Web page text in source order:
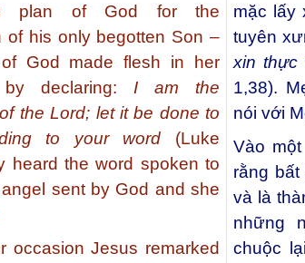
plan of God for the
of his only begotten Son –
God made flesh in her
declaring: I am the
the Lord; let it be done to
to your word (Luke
heard the word spoken to
sent by God and she
occasion Jesus remarked
mặc lấy
tuyên
xin thực
1,38).
nói
Vào
rằng
và là
những
chuộc